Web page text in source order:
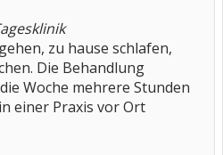
zu hause schlafen,
Die Behandlung
Woche mehrere Stunden
einer Praxis vor Ort